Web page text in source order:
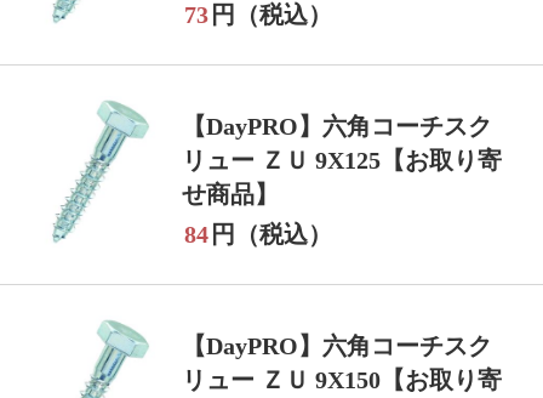
73 円（税込）
【DayPRO】六角コーチスク
リュー ＺＵ 9X125【お取り寄
せ商品】
84 円（税込）
【DayPRO】六角コーチスク
リュー ＺＵ 9X150【お取り寄